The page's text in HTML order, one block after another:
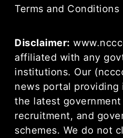
Terms and Conditions
Disclaimer:
affiliated with any
institutions. Our
news portal providing
the latest
recruitment, and
schemes. We do not